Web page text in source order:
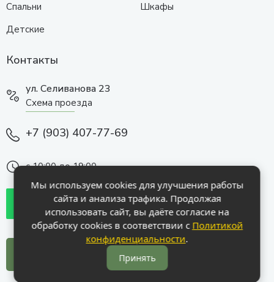
Спальни
Детские
Шкафы
Контакты
ул. Селиванова 23
Схема проезда
+7 (903) 407-77-69
с 10:00 до 19:00
Мы используем cookies для улучшения работы
сайта и анализа трафика. Продолжая
использовать сайт, вы даёте согласие на
обработку cookies в соответствии с Политикой
конфиденциальности.
Принять